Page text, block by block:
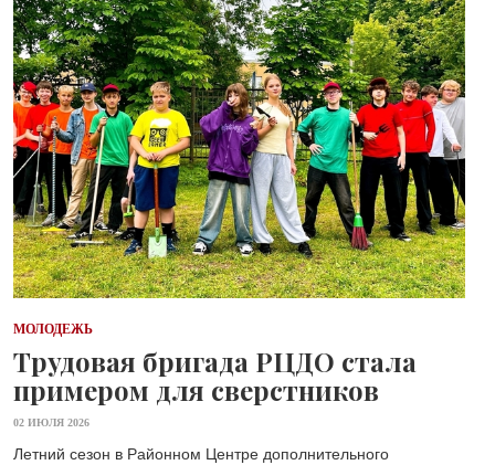
МОЛОДЕЖЬ
Трудовая бригада РЦДО стала
примером для сверстников
02 ИЮЛЯ 2026
Летний сезон в Районном Центре дополнительного